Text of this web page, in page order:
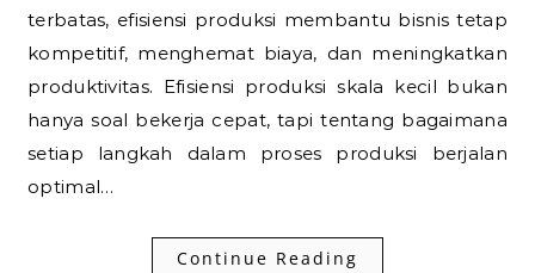
terbatas, efisiensi produksi membantu bisnis tetap
kompetitif, menghemat biaya, dan meningkatkan
produktivitas. Efisiensi produksi skala kecil bukan
hanya soal bekerja cepat, tapi tentang bagaimana
setiap langkah dalam proses produksi berjalan
optimal…
Continue Reading